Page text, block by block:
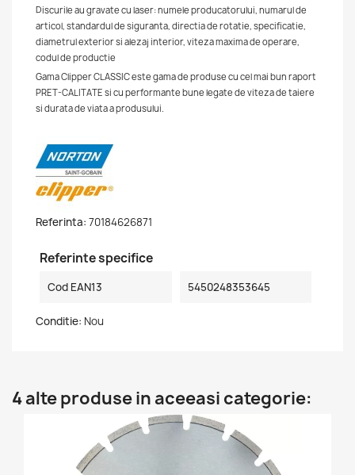
Discurile au gravate cu laser: numele producatorului, numarul de
articol, standardul de siguranta, directia de rotatie, specificatie,
diametrul exterior si alezaj interior, viteza maxima de operare,
codul de productie
Gama Clipper CLASSIC este gama de produse cu cel mai bun raport
PRET-CALITATE si cu performante bune legate de viteza de taiere
si durata de viata a produsului.
Referinta: 70184626871
Referinte specifice
Cod EAN13 5450248353645
Conditie: Nou
4 alte produse in aceeasi categorie: